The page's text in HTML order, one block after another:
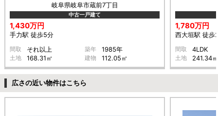
岐阜県岐阜市蔵前7丁目
中古一戸建て
1,430万円
手力駅 徒歩5分
間取 それ以上 築年 1985年
土地 168.31㎡ 建物 112.05㎡
1,780万円
西大垣駅 徒歩
間取 4LDK
土地 241.34㎡
広さの近い物件はこちら